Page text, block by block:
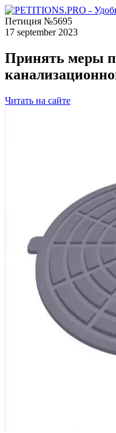
Петиция №5695
17 september 2023
Принять меры
Читать на сайте